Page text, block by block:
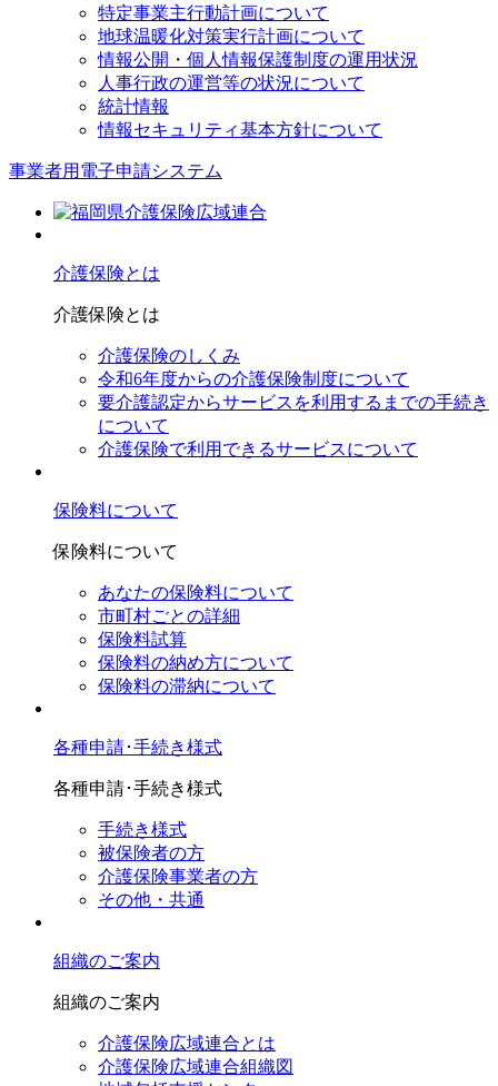
特定事業主行動計画について
地球温暖化対策実行計画について
情報公開・個人情報保護制度の運用状況
人事行政の運営等の状況について
統計情報
情報セキュリティ基本方針について
事業者用電子申請システム
介護保険とは
介護保険とは
介護保険のしくみ
令和6年度からの介護保険制度について
要介護認定からサービスを利⽤するまでの⼿続き
について
介護保険で利⽤できるサービスについて
保険料について
保険料について
あなたの保険料について
市町村ごとの詳細
保険料試算
保険料の納め方について
保険料の滞納について
各種申請･手続き様式
各種申請･手続き様式
手続き様式
被保険者の方
介護保険事業者の方
その他・共通
組織のご案内
組織のご案内
介護保険広域連合とは
介護保険広域連合組織図